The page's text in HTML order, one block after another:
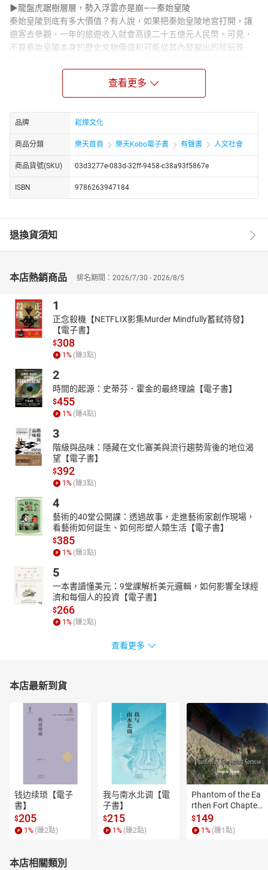
▶龍盤虎踞樹層層，勢入浮雲亦是崩——秦始皇陵
秦始皇陵到底有多大價值？有人說，如果把秦始皇陵地宮打開，讓
遊客去參觀，一年的旅遊收入就會高達二十五億元人民幣。可見，
不算秦始皇陵本身的歷史文物價值和可能從其內發掘出的珍玩珠
在地宮上的泥土嗎？我們有能力拂去覆蓋在地宮上的泥土嗎？秦始
皇陵不僅僅是個陵墓，它更是中華民族乃至全人類的文化遺產。它
的意義，從揭開的一角就可以斷定，已經遠遠超過了金字塔。
秦始皇陵，讓人不僅想起一段段動人的傳說，還有中國封建社會的
第一個王朝，書同文、車同軌的開端，殘忍的焚書坑儒，以及陣前
倒戈的深遠啟示。
▶太乙高樓燈似晝，未央前殿月移輪——圓明園
圓明園內還藏有大量世人難以想像的奇珍異寶。也正是這些讓人垂
涎的珍寶，為它後來的毀滅埋下了伏筆。法國的大文豪雨果就曾這
樣評價圓明園：「即使把中國所有博物館的全部寶物加在一起，也
內，都讓這個園林充滿著誘惑。它的這種誘惑力，終於在清朝國力
不支的窘境中，為其帶來被蹂躪、踐踏和毀滅的命運。
宋代大學者邵雍曾在《十九日歸洛城路游龍門》寫道：「伊川往復
人韋應物在《龍門遊眺》中也有如下的描述：「精舍繞層阿，千龕
鄰峭壁。」面對這份珍貴的文化遺產，今人在一首名為《題龍門石
窟》的詩中讚曰：「青龍曲隱白雲間，伊水蜿蜒繞膝前。石闕三千
一百座，佛光萬丈法無邊。」
喧囂、功利的心似乎突然間參透了生命的真諦。於是，千斤巨石從
心頭滾落，也有了「每過龍山意且閒」的心境。
▶白鹿無言思故主，古松有色朗新聲——白鹿洞書院
歷經千年的學府，為古代書院教育建立標的的白鹿洞書院，歷來都
不乏歌詠之作。唐代詩人王貞白就有《白鹿洞二首》，其一云：
「讀書不覺已春深，一寸光陰一寸金。不是道人來引笑，周情孔思
正追尋。」於此可見，王貞白到了白鹿洞，所想到的就是讀書、惜
時。宋朝詩人項安世也有《白鹿洞書堂》一詩，其云：「山人居白
鹿，書洞有遺蹟。為世作星鳳，真堪慰泉石。」在此，項安世直稱
白鹿洞書院為世上的稀世之珍——景星和鳳凰。
本書特色：人文遺跡，即有人類的智慧和意識活動參與其中的遺
跡，它是遺跡本身與其所承載的傳說、意蘊、精神等的綜合體，是
祖先在漫長的歷史中留下的蹤跡和身影。無論是陵墓、庭院、神
祠，還是工事、樓閣、書院，都包含著豐富的文化氣息，承載著先
人的智慧和理想，構成了古今文化的一種尺標。
查看更多
品牌 崧燁文化
商品分類 樂天首頁 樂天Kobo電子書 有聲書 人文社會
商品貨號(SKU) 03d3277e-083d-32ff-9458-c38a93f5867e
ISBN 9786263947184
退換貨須知
本店熱銷商品 排名期間：2026/7/30 - 2026/8/5
1
正念殺機【NETFLIX影集Murder Mindfully蓄弒待發】
【電子書】
$308
1 % (賺3點)
2
時間的起源：史蒂芬．霍金的最終理論【電子書】
$455
1 % (賺4點)
3
階級與品味：隱藏在文化審美與流行趨勢背後的地位渴
望【電子書】
$392
1 % (賺3點)
4
藝術的40堂公開課：透過故事，走進藝術家創作現場，
看藝術如何誕生、如何形塑人類生活【電子書】
$385
1 % (賺3點)
5
一本書讀懂美元：9堂課解析美元邏輯，如何影響全球經
濟和每個人的投資【電子書】
$266
1 % (賺2點)
查看更多
本店最新到貨
钱边续琐【電子
書】
$205
1 % (賺2點)
我与南水北调【電
子書】
$215
1 % (賺2點)
Phantom of the Ea
rthen Fort Chapter
4【有聲書】
$149
1 % (賺1 點)
本店相關類別